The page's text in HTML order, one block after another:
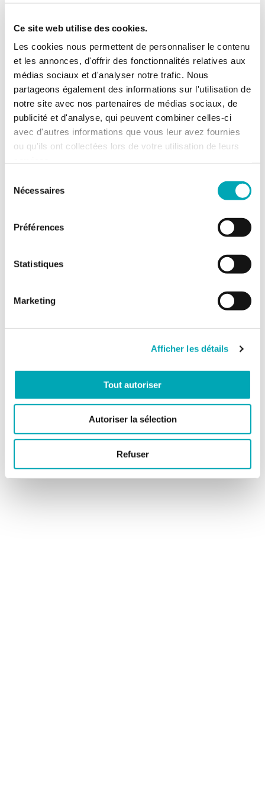
Ce site web utilise des cookies.
Les cookies nous permettent de personnaliser le contenu
et les annonces, d'offrir des fonctionnalités relatives aux
médias sociaux et d'analyser notre trafic. Nous
partageons également des informations sur l'utilisation de
notre site avec nos partenaires de médias sociaux, de
publicité et d'analyse, qui peuvent combiner celles-ci
avec d'autres informations que vous leur avez fournies
ou qu'ils ont collectées lors de votre utilisation de leurs
Nécessaires
Préférences
Statistiques
Marketing
Afficher les détails
Tout autoriser
Autoriser la sélection
Refuser